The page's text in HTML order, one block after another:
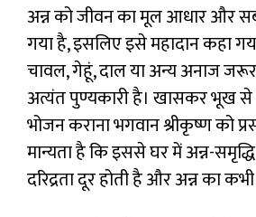
अन्न को जीवन का मूल आधार और
गया है, इसलिए इसे महादान कहा
चावल, गेहूं, दाल या अन्य अनाज
अत्यंत पुण्यकारी है। खासकर भूख से
भोजन कराना भगवान श्रीकृष्ण को
मान्यता है कि इससे घर में अन्न-
दरिद्रता दूर होती है और अन्न का